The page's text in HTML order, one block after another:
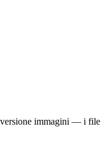
immagini — i file